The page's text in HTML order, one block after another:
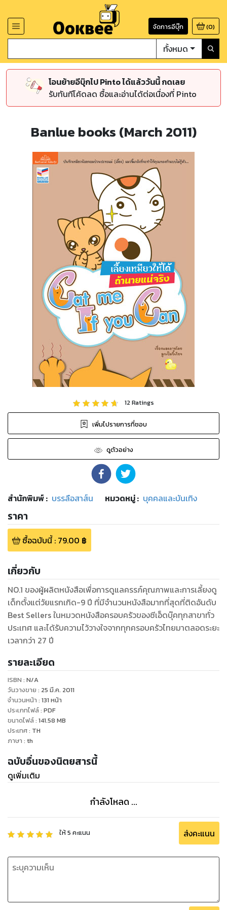
จัดการอีบุ๊ก (0)
ทั้งหมด
โอนย้ายอีบุ๊กไป Pinto ได้แล้ววันนี้ กดเลย
รับทันทีโค้ดลด ซื้อและอ่านได้ต่อเนื่องที่ Pinto
Banlue books (March 2011)
12Ratings
เพิ่มไปรายการที่ชอบ
ดูตัวอย่าง
สำนักพิมพ์: บรรลือสาส์น หมวดหมู่: บุคคลและบันเทิง
ราคา
ซื้อฉบับนี้: 79.00 ฿
เกี่ยวกับ
NO.1 ของผู้ผลิตหนังสือเพื่อการดูแลครรภ์คุณภาพและการเลี้ยงดู
เด็กตั้งแต่วัยแรกเกิด-9 ปี ที่มีจำนวนหนังสือมากที่สุดที่ติดอันดับ
Best Sellers ในหมวดหนังสือครอบครัวของซีเอ็ดบุ๊คทุกสาขาทั่ว
ประเทศ และได้รับความไว้วางใจจากทุกครอบครัวไทยมาตลอดระยะ
เวลากว่า 27 ปี
รายละเอียด
ISBN : N/A
วันวางขาย : 25 มี.ค. 2011
จำนวนหน้า : 131 หน้า
ประเภทไฟล์: PDF
ขนาดไฟล์: 141.58 MB
ประเทศ: TH
ภาษา : th
ฉบับอื่นของนิตยสารนี้
ดูเพิ่มเติม
กำลังโหลด ...
ให้5 คะแนน ส่งคะแนน